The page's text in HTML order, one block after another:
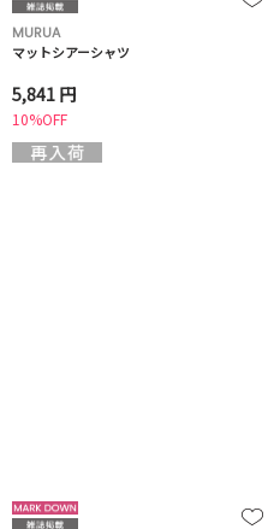
MURUA
マットシアーシャツ
5,841 円
10%OFF